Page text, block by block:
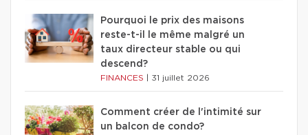
Pourquoi le prix des maisons
reste-t-il le même malgré un
taux directeur stable ou qui
descend?
FINANCES 31 juillet 2026
Comment créer de l'intimité sur
un balcon de condo?